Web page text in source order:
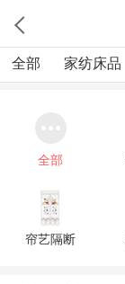
全部 家纺床品
全部
帘艺隔断